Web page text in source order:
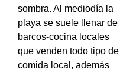
sombra. Al mediodía la
playa se suele llenar de
barcos-cocina locales
que venden todo tipo de
comida local, además